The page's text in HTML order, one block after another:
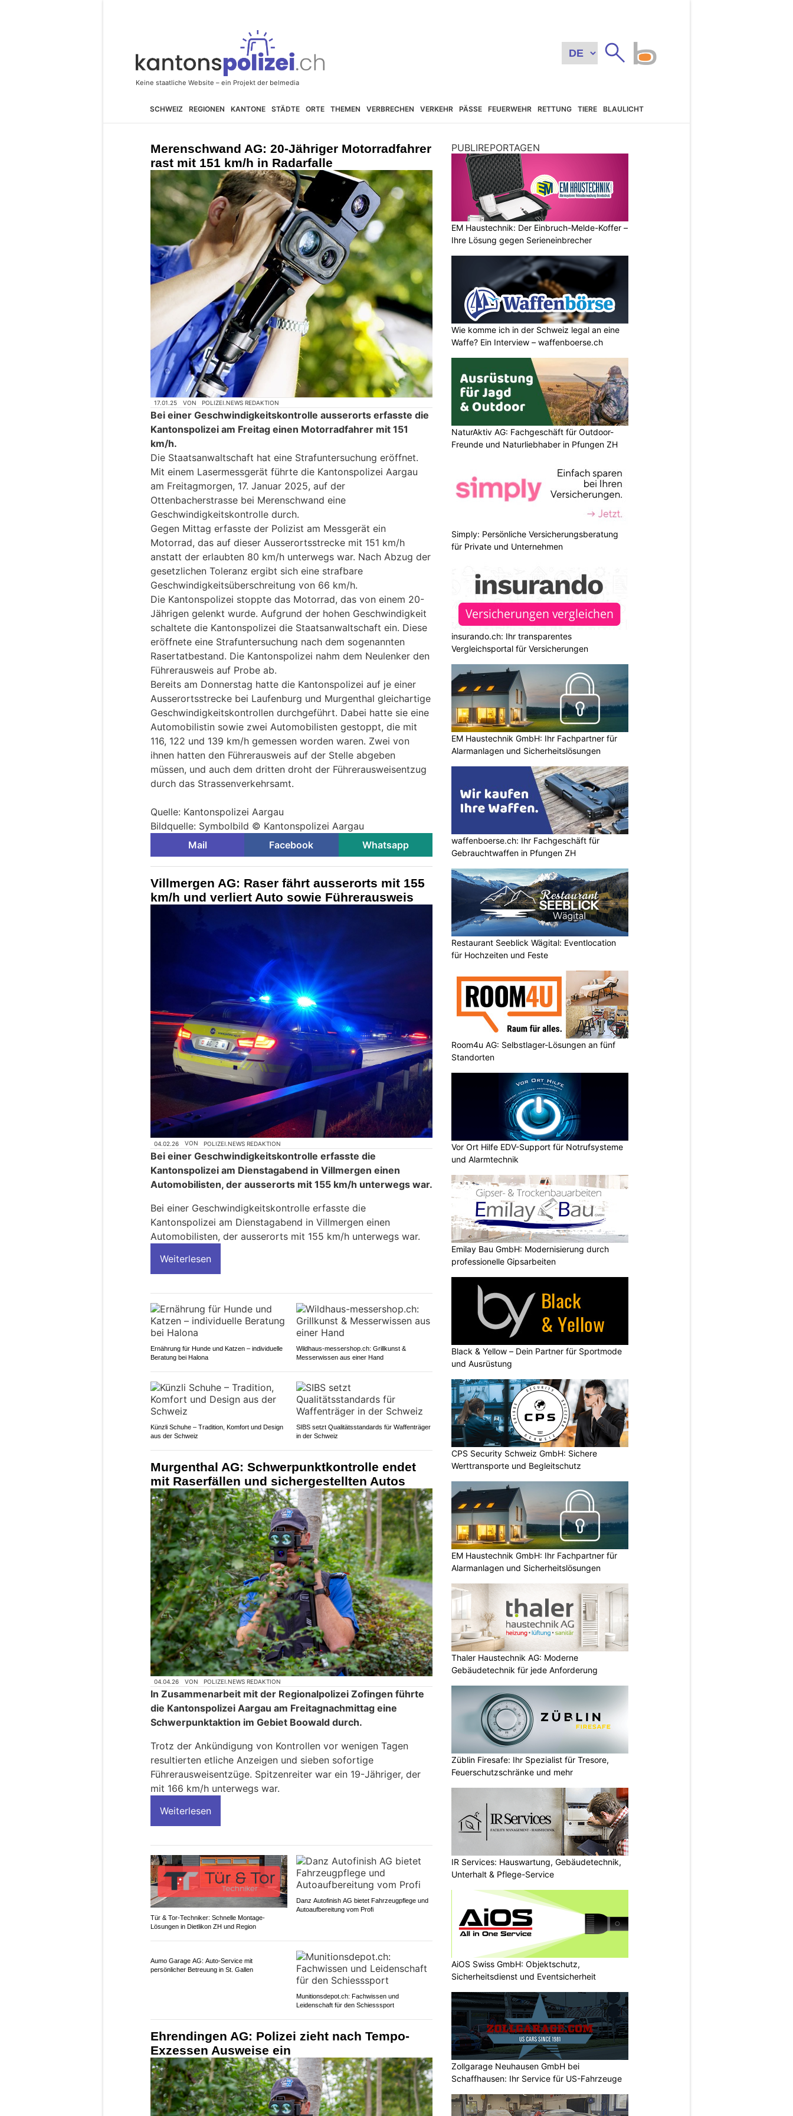
SCHWEIZ REGIONEN KANTONE STÄDTE ORTE THEMEN VERBRECHEN VERKEHR PÄSSE FEUERWEHR RETTUNG TIERE BLAULICHT
Merenschwand AG: 20-Jähriger Motorradfahrer
rast mit 151 km/h in Radarfalle
17.01.25 VON POLIZEI.NEWS REDAKTION
Bei einer Geschwindigkeitskontrolle ausserorts erfasste die
Kantonspolizei am Freitag einen Motorradfahrer mit 151
km/h.
Die Staatsanwaltschaft hat eine Strafuntersuchung eröffnet.
Mit einem Lasermessgerät führte die Kantonspolizei Aargau
am Freitagmorgen, 17. Januar 2025, auf der
Ottenbacherstrasse bei Merenschwand eine
Geschwindigkeitskontrolle durch.
Gegen Mittag erfasste der Polizist am Messgerät ein
Motorrad, das auf dieser Ausserortsstrecke mit 151 km/h
anstatt der erlaubten 80 km/h unterwegs war. Nach Abzug der
gesetzlichen Toleranz ergibt sich eine strafbare
Geschwindigkeitsüberschreitung von 66 km/h.
Die Kantonspolizei stoppte das Motorrad, das von einem 20-
Jährigen gelenkt wurde. Aufgrund der hohen Geschwindigkeit
schaltete die Kantonspolizei die Staatsanwaltschaft ein. Diese
eröffnete eine Strafuntersuchung nach dem sogenannten
Rasertatbestand. Die Kantonspolizei nahm dem Neulenker den
Führerausweis auf Probe ab.
Bereits am Donnerstag hatte die Kantonspolizei auf je einer
Ausserortsstrecke bei Laufenburg und Murgenthal gleichartige
Geschwindigkeitskontrollen durchgeführt. Dabei hatte sie eine
Automobilistin sowie zwei Automobilisten gestoppt, die mit
116, 122 und 139 km/h gemessen worden waren. Zwei von
ihnen hatten den Führerausweis auf der Stelle abgeben
müssen, und auch dem dritten droht der Führerausweisentzug
durch das Strassenverkehrsamt.
Quelle: Kantonspolizei Aargau
Bildquelle: Symbolbild © Kantonspolizei Aargau
Mail
Facebook Whatsapp
Villmergen AG: Raser fährt ausserorts mit 155
km/h und verliert Auto sowie Führerausweis
04.02.26 VON POLIZEI.NEWS REDAKTION
Bei einer Geschwindigkeitskontrolle erfasste die
Kantonspolizei am Dienstagabend in Villmergen einen
Automobilisten, der ausserorts mit 155 km/h unterwegs war.
Bei einer Geschwindigkeitskontrolle erfasste die
Kantonspolizei am Dienstagabend in Villmergen einen
Automobilisten, der ausserorts mit 155 km/h unterwegs war.
Weiterlesen
Ernährung für Hunde und Katzen – individuelle
Beratung bei Halona
Wildhaus-messershop.ch: Grillkunst &
Messerwissen aus einer Hand
Künzli Schuhe – Tradition, Komfort und Design
aus der Schweiz
SIBS setzt Qualitätsstandards für Waffenträger
in der Schweiz
Murgenthal AG: Schwerpunktkontrolle endet
mit Raserfällen und sichergestellten Autos
04.04.26 VON POLIZEI.NEWS REDAKTION
In Zusammenarbeit mit der Regionalpolizei Zofingen führte
die Kantonspolizei Aargau am Freitagnachmittag eine
Schwerpunktaktion im Gebiet Boowald durch.
Trotz der Ankündigung von Kontrollen vor wenigen Tagen
resultierten etliche Anzeigen und sieben sofortige
Führerausweisentzüge. Spitzenreiter war ein 19-Jähriger, der
mit 166 km/h unterwegs war.
Weiterlesen
Tür & Tor-Techniker: Schnelle Montage-
Lösungen in Dietlikon ZH und Region
Danz Autofinish AG bietet Fahrzeugpflege und
Autoaufbereitung vom Profi
Munitionsdepot.ch: Fachwissen und
Leidenschaft für den Schiesssport
Ehrendingen AG: Polizei zieht nach Tempo-
Exzessen Ausweise ein
PUBLIREPORTAGEN
EM Haustechnik: Der Einbruch-Melde-Koffer –
Ihre Lösung gegen Serieneinbrecher
Wie komme ich in der Schweiz legal an eine
Waffe? Ein Interview – waffenboerse.ch
NaturAktiv AG: Fachgeschäft für Outdoor-
Freunde und Naturliebhaber in Pfungen ZH
Simply: Persönliche Versicherungsberatung
für Private und Unternehmen
insurando.ch: Ihr transparentes
Vergleichsportal für Versicherungen
EM Haustechnik GmbH: Ihr Fachpartner für
Alarmanlagen und Sicherheitslösungen
waffenboerse.ch: Ihr Fachgeschäft für
Gebrauchtwaffen in Pfungen ZH
Restaurant Seeblick Wägital: Eventlocation
für Hochzeiten und Feste
Room4u AG: Selbstlager-Lösungen an fünf
Standorten
Vor Ort Hilfe EDV-Support für Notrufsysteme
und Alarmtechnik
Emilay Bau GmbH: Modernisierung durch
professionelle Gipsarbeiten
Black & Yellow – Dein Partner für Sportmode
und Ausrüstung
CPS Security Schweiz GmbH: Sichere
Werttransporte und Begleitschutz
EM Haustechnik GmbH: Ihr Fachpartner für
Alarmanlagen und Sicherheitslösungen
Thaler Haustechnik AG: Moderne
Gebäudetechnik für jede Anforderung
Züblin Firesafe: Ihr Spezialist für Tresore,
Feuerschutzschränke und mehr
IR Services: Hauswartung, Gebäudetechnik,
Unterhalt & Pflege-Service
AiOS Swiss GmbH: Objektschutz,
Sicherheitsdienst und Eventsicherheit
Zollgarage Neuhausen GmbH bei
Schaffhausen: Ihr Service für US-Fahrzeuge